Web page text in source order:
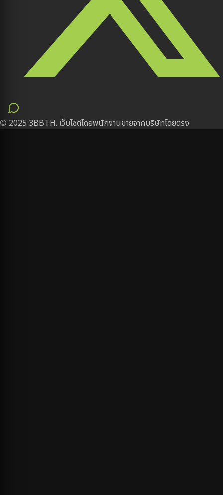
© 2025 3BBTH. เว็บไซต์โดยพนักงานขายจากบริษัทโดยตรง